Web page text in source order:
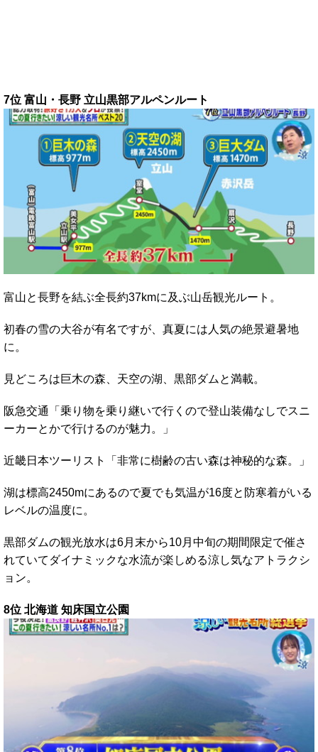
7位 富山・長野 立山黒部アルペンルート
富山と長野を結ぶ全長約37kmに及ぶ山岳観光ルート。
初春の雪の大谷が有名ですが、真夏には人気の絶景避暑地
に。
見どころは巨木の森、天空の湖、黒部ダムと満載。
阪急交通「乗り物を乗り継いで行くので登山装備なしでスニ
ーカーとかで行けるのが魅力。」
近畿日本ツーリスト「非常に樹齢の古い森は神秘的な森。」
湖は標高2450mにあるので夏でも気温が16度と防寒着がいる
レベルの温度に。
黒部ダムの観光放水は6月末から10月中旬の期間限定で催さ
れていてダイナミックな水流が楽しめる涼し気なアトラクシ
ョン。
8位 北海道 知床国立公園